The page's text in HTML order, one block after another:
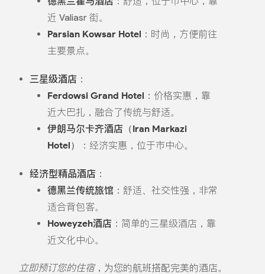
近 Valiasr 街。
Parsian Kowsar Hotel ：时尚，方便前往
主要景点。
三星级酒店：
Ferdowsi Grand Hotel ：价格实惠，靠
近大巴扎，融合了传统与舒适。
伊朗马尔卡齐酒店（Iran Markazi
Hotel）
：经济实惠，位于市中心。
经济型精品酒店：
德黑兰传统旅馆 ：舒适、社交性强，非常
适合背包客。
Howeyzeh酒店：简单的三星级酒店，靠
近文化中心。
立即预订您的住宿，为您的航班搭配完美的酒店。